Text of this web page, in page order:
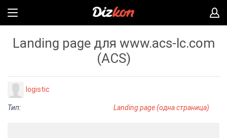
Landing page для www.acs-lc.com
(ACS)
logistic
Тип: Landing page (одна страница)